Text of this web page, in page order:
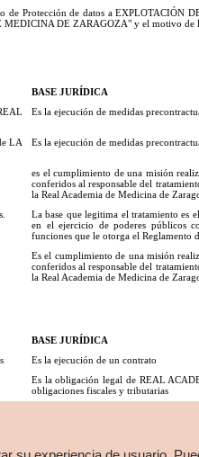
Protección de datos a EXPLOTACIÓN
MEDICINA DE ZARAGOZA" y el motivo de
BASE JURÍDICA
Es la ejecución de medidas
LA
Es la ejecución de medidas
es el cumplimiento de una misión
conferidos al responsable del
la Real Academia de Medicina de
La base que legitima el tratamiento es
en el ejercicio de poderes públicos
funciones que le otorga el Reglamento
Es el cumplimiento de una misión
conferidos al responsable del
la Real Academia de Medicina de
BASE JURÍDICA
Es la ejecución de un contrato
Es la obligación legal de REAL
obligaciones fiscales y tributarias